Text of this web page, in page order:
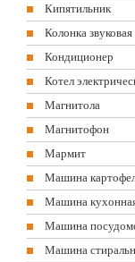
Кипятильник
Колонка звуковая
Кондиционер
Котел
Магнитола
Магнитофон
Мармит
Машина
Машина
Машина
Машина